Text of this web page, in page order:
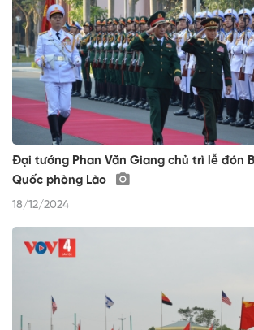
Đại tướng Phan Văn Giang chủ trì lễ đón
Quốc phòng Lào
18/12/2024